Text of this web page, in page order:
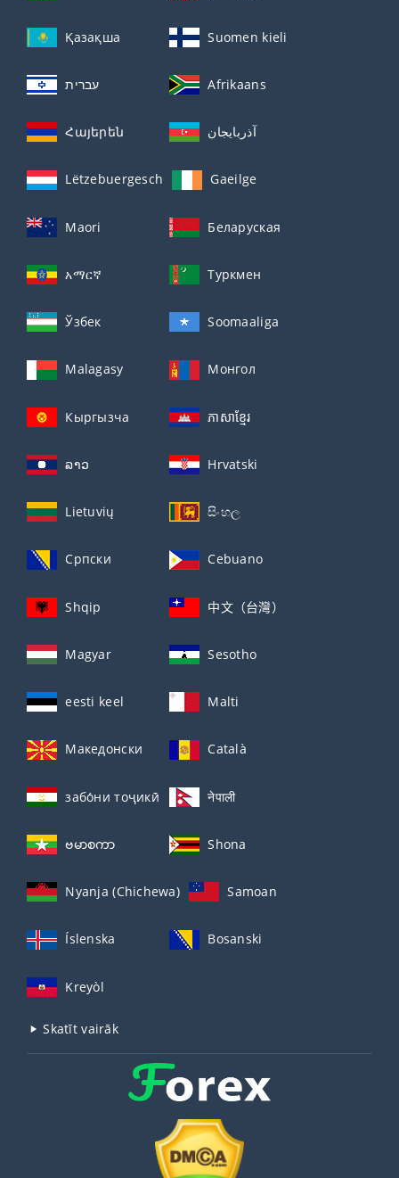
Қазақша Suomen kieli
עברית Afrikaans
Հայերեն آذربايجان
Lëtzebuergesch Gaeilge
Maori Беларуская
አማርኛ Туркмен
Ўзбек Soomaaliga
Malagasy Монгол
Кыргызча ភាសាខ្មែរ
ລາວ Hrvatski
Lietuvių සිංහල
Српски Cebuano
Shqip 中文（台灣）
Magyar Sesotho
eesti keel Malti
Македонски Català
забо́ни тоҷикӣ́ नेपाली
ဗမာစကာ Shona
Nyanja (Chichewa) Samoan
Íslenska Bosanski
Kreyòl
Skatīt vairāk